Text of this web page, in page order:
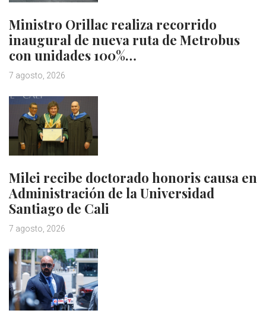
Ministro Orillac realiza recorrido
inaugural de nueva ruta de Metrobus
con unidades 100%…
7 agosto, 2026
Milei recibe doctorado honoris causa en
Administración de la Universidad
Santiago de Cali
7 agosto, 2026